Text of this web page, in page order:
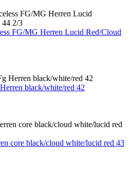
FG/MG Herren Lucid Red/Cloud
black/white/red 42
core black/cloud white/lucid red 43